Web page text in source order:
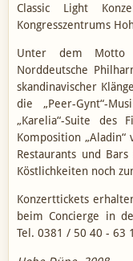
Classic Light
Kongresszentrums
Unter dem Motto
Norddeutsche
skandinavischer
die „Peer-Gynt“-
„Karelia“-Suite des
Komposition
Restaurants und
Köstlichkeiten noch
Konzerttickets
beim Concierge in
Tel. 0381 / 50 40 - 63